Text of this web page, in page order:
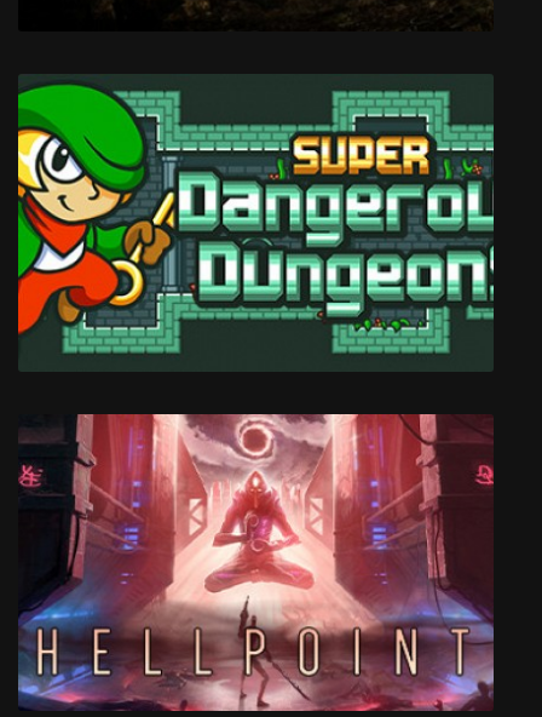
Hidden: On the trail of the Ancients
Super Dangerous Dungeons